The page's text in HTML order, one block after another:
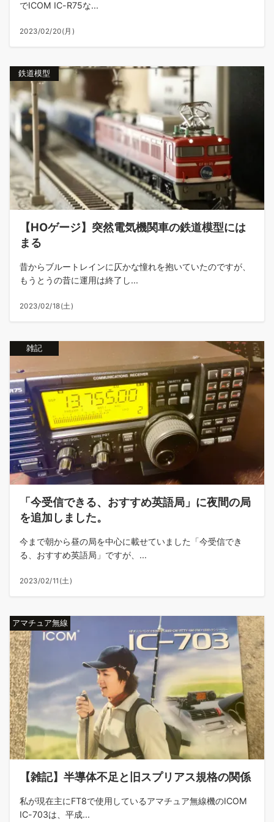
でICOM IC-R75な...
2023/02/20(月)
鉄道模型
【HOゲージ】突然電気機関車の鉄道模型には
まる
昔からブルートレインに仄かな憧れを抱いていたのですが、
もうとうの昔に運用は終了し...
2023/02/18(土)
雑記
「今受信できる、おすすめ英語局」に夜間の局
を追加しました。
今まで朝から昼の局を中心に載せていました「今受信でき
る、おすすめ英語局」ですが、...
2023/02/11(土)
アマチュア無線
【雑記】半導体不足と旧スプリアス規格の関係
私が現在主にFT8で使用しているアマチュア無線機のICOM
IC-703は、平成...